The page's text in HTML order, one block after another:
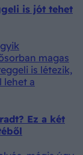
is jót tehet
magas
is létezik,
lehet a
Ez a két